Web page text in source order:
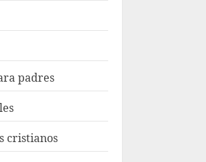
padres
cristianos